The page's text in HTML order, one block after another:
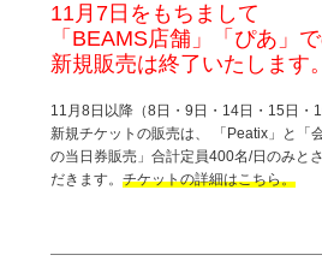
11月7日をもちまして
「BEAMS店舗」「ぴあ」
新規販売は終了いたします。
11月8日以降（8日・9日・14日・15日・
新規チケットの販売は、 「 Peatix 」と「
の当日券販売 」合計定員400名/日のみと
だきます。 チケットの詳細はこちら。